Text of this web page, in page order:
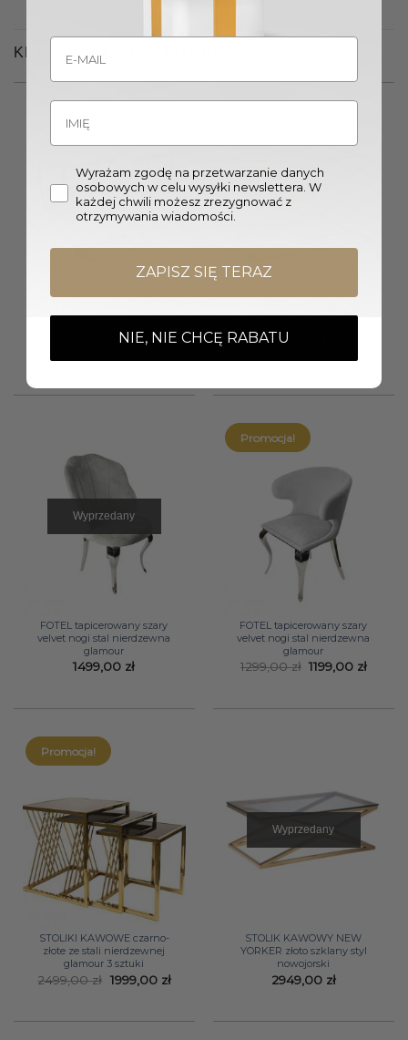
KLIENCI OGLĄDALI RÓWNIEŻ
Wyprzedany
nowoczesna
2939,00
Wyprzedany
FOTEL tapicerowany szary
velvet nogi stal nierdzewna
glamour
1499,00 zł
Promocja!
FOTEL tapicerowany szary
velvet nogi stal nierdzewna
glamour
1299,00zł Pierwotna
cena
1199,00 zł
Promocja!
STOLIKI KAWOWE czarno-
złote ze stali nierdzewnej
glamour 3 sztuki
2499,00zł Pierwotna
cena
1999,00 złAktualna
Wyprzedany
STOLIK KAWOWY NEW
YORKER złoto szklany styl
nowojorski
2949,00 zł
Wyrażam zgodę na przetwarzanie danych
osobowych w celu wysyłki newslettera. W
każdej chwili możesz zrezygnować z
otrzymywania wiadomości.
ZAPISZ SIĘ TERAZ
NIE, NIE CHCĘ RABATU